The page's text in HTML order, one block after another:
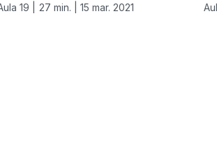
19 | 27 min. | 15 mar. 2021